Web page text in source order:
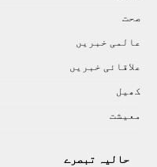
صحت
عالمی خبريں
علاقائی خبريں
کھيل
معيشت
حالیہ تبصرے